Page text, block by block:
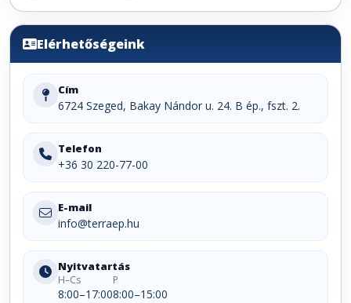
Elérhetőségeink
Cím
6724 Szeged, Bakay Nándor u. 24. B ép., fszt. 2.
Telefon
+36 30 220-77-00
E-mail
info@terraep.hu
Nyitvatartás
H–Cs
8:00–17:00
P
8:00–15:00